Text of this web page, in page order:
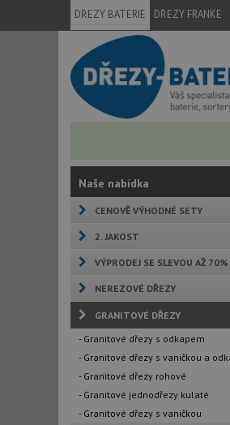
DŘEZY BATERIE DŘEZY FRANKE
Naše nabídka
CENOVĚ VÝHODNÉ SETY
2. JAKOST
VÝPRODEJ SE SLEVOU AŽ 70%
NEREZOVÉ DŘEZY
GRANITOVÉ DŘEZY
- Granitové dřezy s odkapem
- Granitové dřezy s vaničkou a
- Granitové dřezy rohové
- Granitové jednodřezy kulaté
- Granitové dřezy s vaničkou